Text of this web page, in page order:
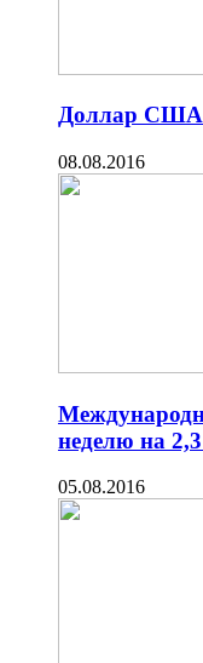
Доллар США
08.08.2016
неделю на
05.08.2016